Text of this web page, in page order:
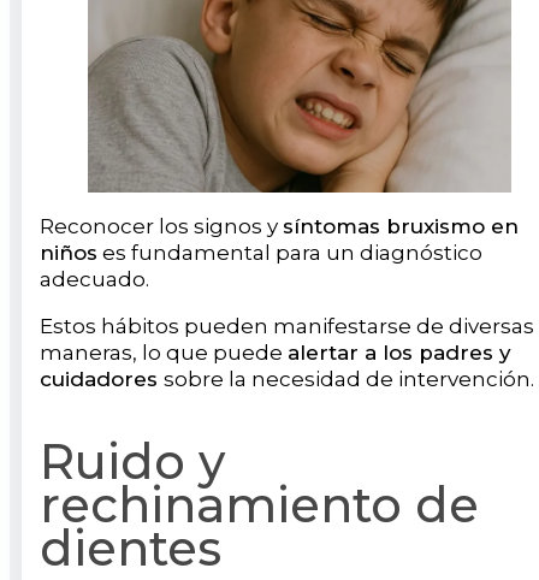
Reconocer los signos y síntomas bruxismo en
niños es fundamental para un diagnóstico
adecuado.
Estos hábitos pueden manifestarse de diversas
maneras, lo que puede alertar a los padres y
cuidadores sobre la necesidad de intervención.
Ruido y
rechinamiento de
dientes